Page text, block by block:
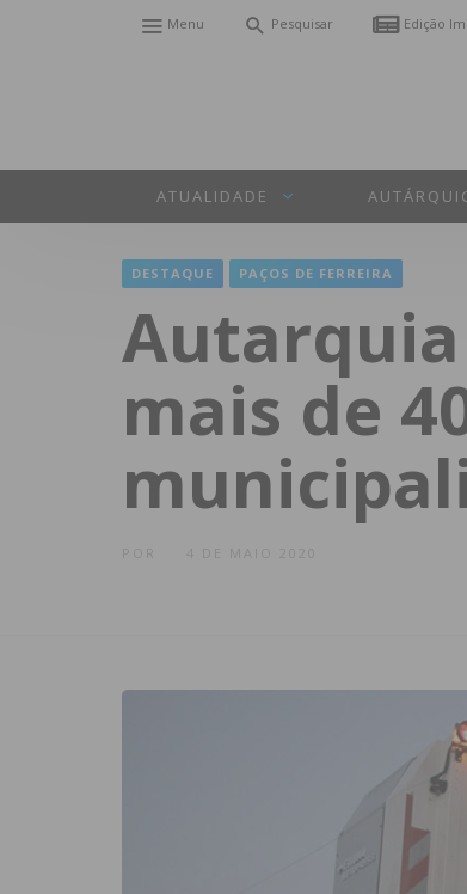
Menu Pesquisar Edição
ATUALIDADE
DESTAQUE PAÇOS DE FERREIRA
Autarquia
mais de
4 DE MAIO 2020